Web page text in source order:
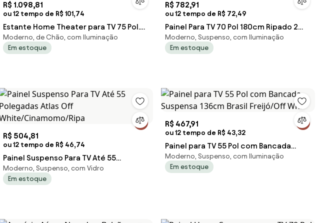
R$ 1.098,81
ou 12 tempo de R$ 101,74
Estante Home Theater para TV 75 Pol.
com LED 180cm Maitê C05 Off White
Moderno, de Chão, com Iluminação
Em estoque
R$ 782,91
ou 12 tempo de R$ 72,49
Painel Para TV 70 Pol 180cm Ripado 2
Portas Solle H01 Off White/Cinamo
Moderno, Suspenso, com Iluminação
Em estoque
R$ 504,81
ou 12 tempo de R$ 46,74
Painel Suspenso Para TV Até 55
Polegadas Atlas Off
White/Cinamomo/Ripa
Moderno, Suspenso, com Vidro
Em estoque
R$ 467,91
ou 12 tempo de R$ 43,32
Painel para TV 55 Pol com Bancada
Suspensa 136cm Brasil Freijó/Off Whi
Moderno, Suspenso, com Iluminação
Em estoque